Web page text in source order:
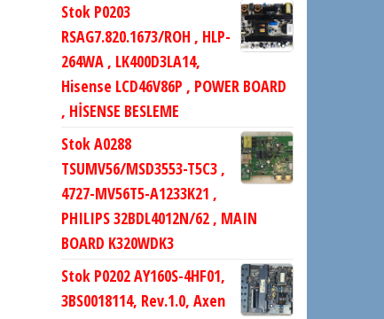
Stok P0203
RSAG7.820.1673/ROH , HLP-
264WA , LK400D3LA14,
Hisense LCD46V86P , POWER BOARD
, HİSENSE BESLEME
Stok A0288
TSUMV56/MSD3553-T5C3 ,
4727-MV56T5-A1233K21 ,
PHILIPS 32BDL4012N/62 , MAIN
BOARD K320WDK3
Stok P0202 AY160S-4HF01,
3BS0018114, Rev.1.0, Axen